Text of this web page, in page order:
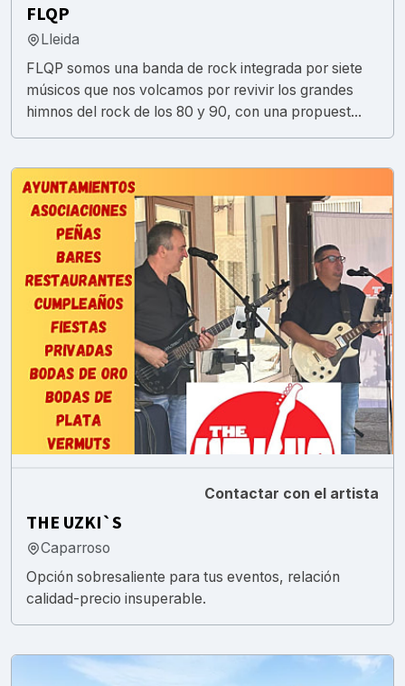
FLQP
Lleida
FLQP somos una banda de rock integrada por siete
músicos que nos volcamos por revivir los grandes
himnos del rock de los 80 y 90, con una propuest...
Contactar con el artista
THE UZKI`S
Caparroso
Opción sobresaliente para tus eventos, relación
calidad-precio insuperable.